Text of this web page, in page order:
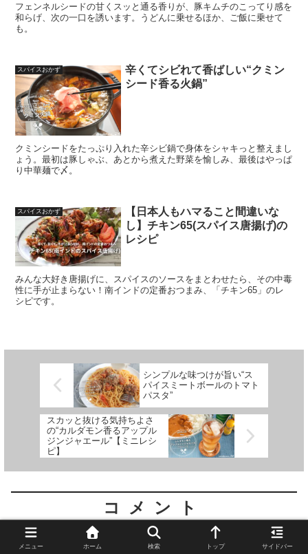
フェンネルシードの甘くスッと通る香りが、豚キムチのこってり感を
和らげ、次の一口を誘います。うどんに乗せるほか、ご飯に乗せて
も。
スパイスおかず
辛くてシビれて香ばしい“クミン
シード香る火鍋”
クミンシードをたっぷり入れた辛シビ鍋で身体をシャキっと整えまし
ょう。最初は豚しゃぶ、あとから煮えた野菜を愉しみ、最後はやっぱ
り中華麺で〆。
スパイスおかず
【日本人もハマること間違いな
し】チキン65(スパイス唐揚げ)の
レシピ
みんな大好き唐揚げに、スパイスのソースをまとわせたら、その中毒
性に手が止まらない！南インドの定番おつまみ、「チキン65」のレ
シピです。
シンプルな味つけが旨い“ス
パイスミートボールのトマト
パスタ”
スカッと抜ける気持ちよさ
の“カルダモン香るアップル
ジンジャエール”【ミニレシ
ピ】
コメント
メニュー ホーム 検索 トップ サイドバー